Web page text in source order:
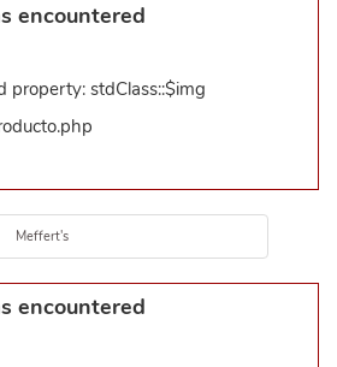
encountered
property: stdClass::$img
Meffert's
encountered